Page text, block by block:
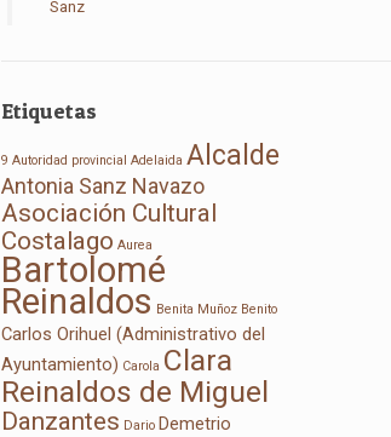
Sanz
Etiquetas
9 Autoridad provincial Adelaida Alcalde
Antonia Sanz Navazo
Asociación Cultural
Costalago Aurea
Bartolomé
Reinaldos Benita Muñoz Benito
Carlos Orihuel (Administrativo del
Ayuntamiento) Carola Clara
Reinaldos de Miguel
Danzantes Dario Demetrio